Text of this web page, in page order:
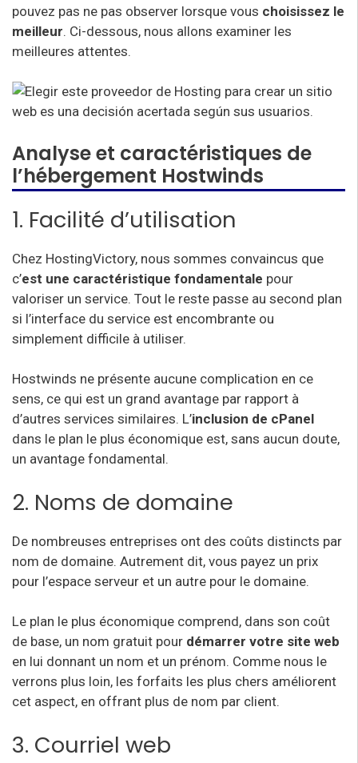
pouvez pas ne pas observer lorsque vous choisissez le
meilleur. Ci-dessous, nous allons examiner les
meilleures attentes.
Analyse et caractéristiques de
l’hébergement Hostwinds
1. Facilité d’utilisation
Chez HostingVictory, nous sommes convaincus que
c’est une caractéristique fondamentale pour
valoriser un service. Tout le reste passe au second plan
si l’interface du service est encombrante ou
simplement difficile à utiliser.
Hostwinds ne présente aucune complication en ce
sens, ce qui est un grand avantage par rapport à
d’autres services similaires. L’inclusion de cPanel
dans le plan le plus économique est, sans aucun doute,
un avantage fondamental.
2. Noms de domaine
De nombreuses entreprises ont des coûts distincts par
nom de domaine. Autrement dit, vous payez un prix
pour l’espace serveur et un autre pour le domaine.
Le plan le plus économique comprend, dans son coût
de base, un nom gratuit pour démarrer votre site web
en lui donnant un nom et un prénom. Comme nous le
verrons plus loin, les forfaits les plus chers améliorent
cet aspect, en offrant plus de nom par client.
3. Courriel web